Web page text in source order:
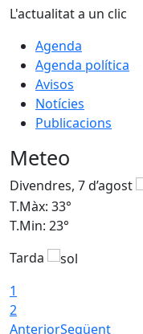
L'actualitat a un clic
Agenda
Agenda política
Avisos
Notícies
Publicacions
Meteo
Divendres, 7 d’agost
T.Màx: 33°
T.Min: 23°
Tarda
1
2
AnteriorSegüent